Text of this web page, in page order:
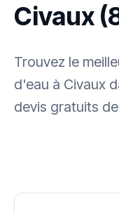
Civaux
Trouvez le
d'eau à Civaux
devis gratuits